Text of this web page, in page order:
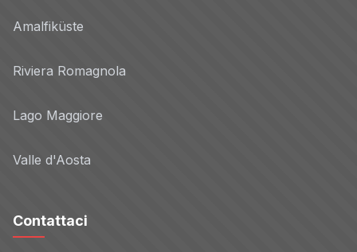
Amalfiküste
Riviera Romagnola
Lago Maggiore
Valle d'Aosta
Contattaci